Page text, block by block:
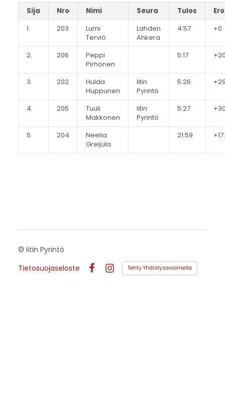
Sija Nro Nimi Seura Tulos
Ero
1.
203
Lumi
Terviö
Lahden
Ahkera
4:57 +0
2. 206
Peppi
Pirhonen
5:17
3. 202
Hulda
Huppunen
Iitin
Pyrintö
5:26
4. 205
Tuuli
Makkonen
Iitin
Pyrintö
5:27
5. 204
Neelia
Greijula
21:59
© Iitin Pyrintö
Tietosuojaseloste
FacebookInstagram
Tehty Yhdistysavaimella